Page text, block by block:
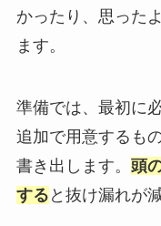
かったり、思った
ます。
準備では、最初に
追加で用意するも
書き出します。 頭
する と抜け漏れが